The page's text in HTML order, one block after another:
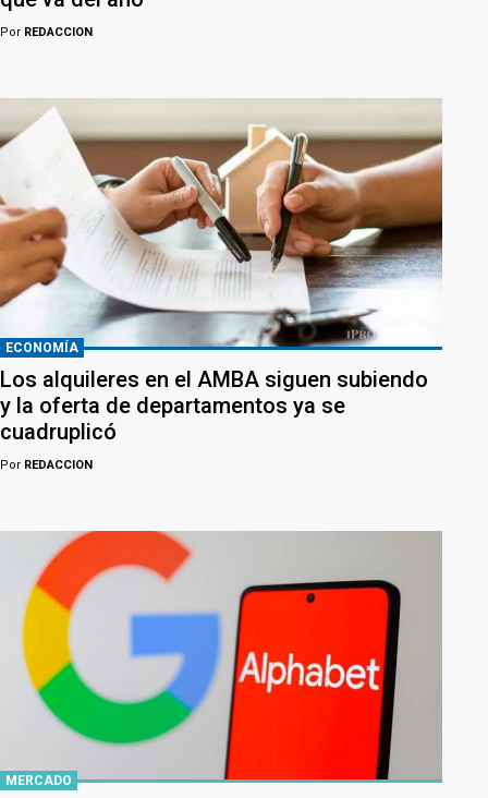
Por REDACCION
ECONOMÍA
Los alquileres en el AMBA siguen subiendo
y la oferta de departamentos ya se
cuadruplicó
Por REDACCION
MERCADO